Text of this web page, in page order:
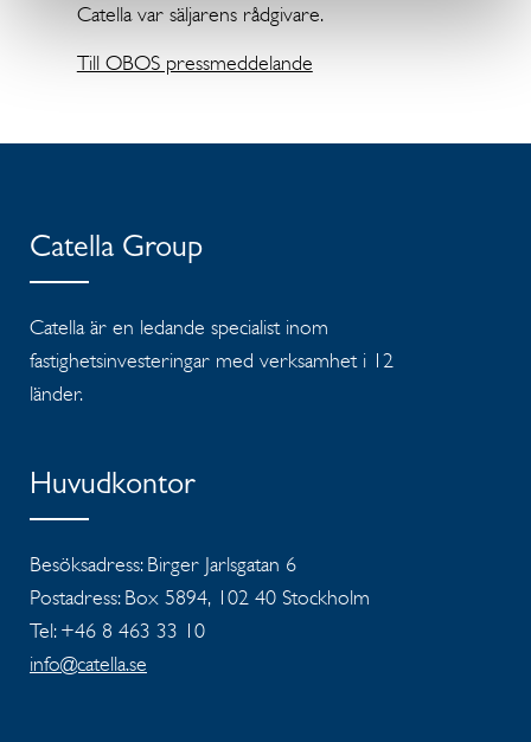
Catella var säljarens rådgivare.
Till OBOS pressmeddelande
Catella Group
Catella är en ledande specialist inom
fastighetsinvesteringar med verksamhet i 12
länder.
Huvudkontor
Besöksadress: Birger Jarlsgatan 6
Postadress: Box 5894, 102 40 Stockholm
Tel: +46 8 463 33 10
info@catella.se